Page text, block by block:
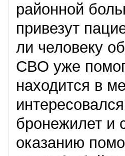
районной
привезут
ли человеку
СВО уже
находится в
бронежилет и
оказанию